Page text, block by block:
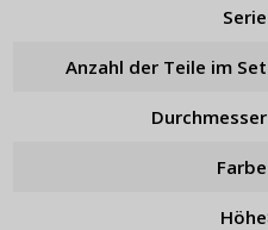
Serie
Anzahl der Teile im Set
Durchmesser
Farbe
Höhe